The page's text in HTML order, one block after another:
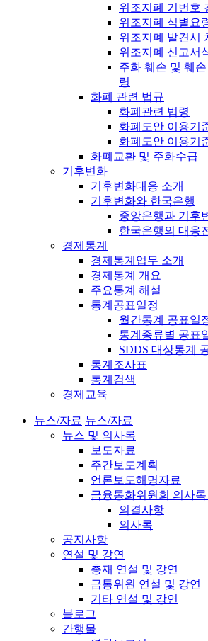
위조지폐 기번호
위조지폐 식별요
위조지폐 발견시
위조지폐 신고서
주화 훼손 및 훼
령
화폐 관련 법규
화폐관련 법령
화폐도안 이용기
화폐도안 이용기
화폐교환 및 주화수급
기후변화
기후변화대응 소개
기후변화와 한국은행
중앙은행과 기후
한국은행의 대응
경제통계
경제통계업무 소개
경제통계 개요
주요통계 해설
통계공표일정
월간통계 공표일
통계종류별 공표
SDDS 대상통계
통계조사표
통계검색
경제교육
뉴스/자료 뉴스/자료
뉴스 및 의사록
보도자료
주간보도계획
언론보도해명자료
금융통화위원회 의사
의결사항
의사록
공지사항
연설 및 강연
총재 연설 및 강연
금통위원 연설 및 강연
기타 연설 및 강연
블로그
간행물